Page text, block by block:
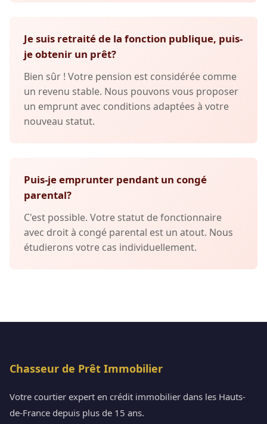
Je suis retraité de la fonction publique, puis-
je obtenir un prêt?
Bien sûr ! Votre pension est considérée comme
un revenu stable. Nous pouvons vous proposer
un emprunt avec conditions adaptées à votre
nouveau statut.
Puis-je emprunter pendant un congé
parental?
C'est possible. Votre statut de fonctionnaire
avec droit à congé parental est un atout. Nous
étudierons votre cas individuellement.
Chasseur de Prêt Immobilier
Votre courtier expert en crédit immobilier dans les Hauts-
de-France depuis plus de 15 ans.